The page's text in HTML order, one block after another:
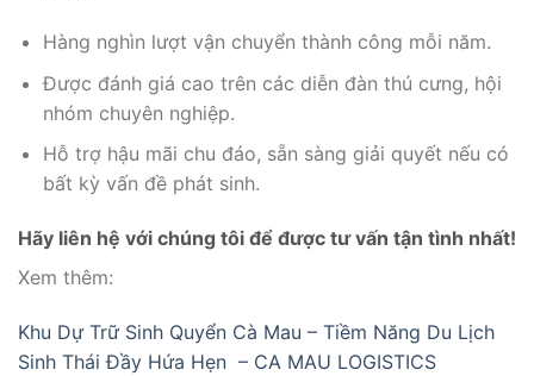
Hàng nghìn lượt vận chuyển thành công mỗi năm.
Được đánh giá cao trên các diễn đàn thú cưng, hội
nhóm chuyên nghiệp.
Hỗ trợ hậu mãi chu đáo, sẵn sàng giải quyết nếu có
bất kỳ vấn đề phát sinh.
Hãy liên hệ với chúng tôi để được tư vấn tận tình nhất!
Xem thêm:
Khu Dự Trữ Sinh Quyển Cà Mau – Tiềm Năng Du Lịch
Sinh Thái Đầy Hứa Hẹn – CA MAU LOGISTICS